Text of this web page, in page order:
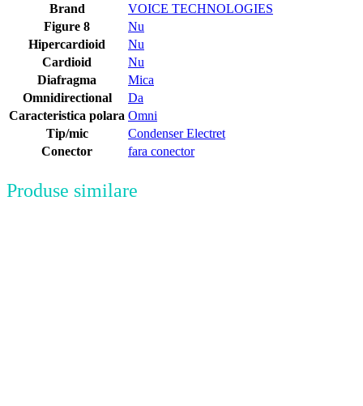
Brand
VOICE TECHNOLOGIES
Figure 8
Nu
Hipercardioid
Nu
Cardioid
Nu
Diafragma
Mica
Omnidirectional
Da
Caracteristica polara Omni
Tip/mic
Condenser Electret
Conector
fara conector
Produse similare